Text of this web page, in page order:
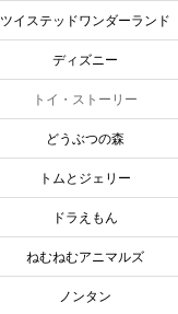
ツイステッドワンダーランド
ディズニー
トイ・ストーリー
どうぶつの森
トムとジェリー
ドラえもん
ねむねむアニマルズ
ノンタン